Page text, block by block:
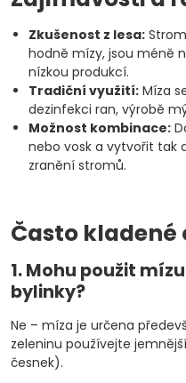
Zkušenost z lesa:
hodně mízy, jsou méně
nízkou produkcí.
Tradiční využití: Míza
dezinfekci ran, výrobě
Možnost kombinace:
nebo vosk a vytvořit tak
zranění stromů.
Často kladené
1. Mohu použit
bylinky?
Ne – míza je určena
zeleninu používejte
česnek).